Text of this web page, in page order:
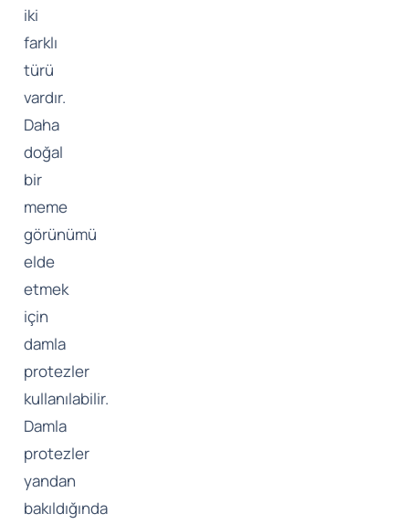
iki
farklı
türü
vardır.
Daha
doğal
bir
meme
görünümü
elde
etmek
için
damla
protezler
kullanılabilir.
Damla
protezler
yandan
bakıldığında